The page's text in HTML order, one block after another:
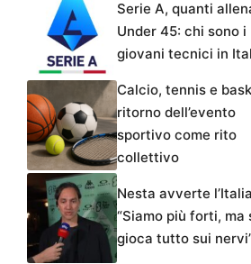
Serie A, quanti
Under 45: chi sono i
giovani tecnici in
Calcio, tennis e
ritorno dell’evento
sportivo come rito
collettivo
Nesta avverte
“Siamo più forti, ma
gioca tutto sui